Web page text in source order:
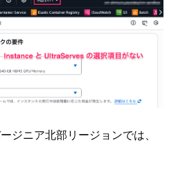
ジニア北部リージョンでは、